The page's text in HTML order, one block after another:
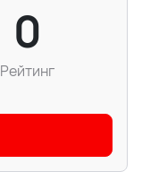
0
Рейтинг